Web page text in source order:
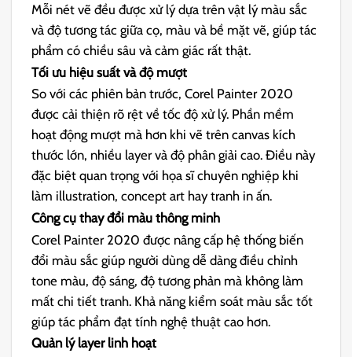
Mỗi nét vẽ đều được xử lý dựa trên vật lý màu sắc
và độ tương tác giữa cọ, màu và bề mặt vẽ, giúp tác
phẩm có chiều sâu và cảm giác rất thật.
Tối ưu hiệu suất và độ mượt
So với các phiên bản trước, Corel Painter 2020
được cải thiện rõ rệt về tốc độ xử lý. Phần mềm
hoạt động mượt mà hơn khi vẽ trên canvas kích
thước lớn, nhiều layer và độ phân giải cao. Điều này
đặc biệt quan trọng với họa sĩ chuyên nghiệp khi
làm illustration, concept art hay tranh in ấn.
Công cụ thay đổi màu thông minh
Corel Painter 2020 được nâng cấp hệ thống biến
đổi màu sắc giúp người dùng dễ dàng điều chỉnh
tone màu, độ sáng, độ tương phản mà không làm
mất chi tiết tranh. Khả năng kiểm soát màu sắc tốt
giúp tác phẩm đạt tính nghệ thuật cao hơn.
Quản lý layer linh hoạt